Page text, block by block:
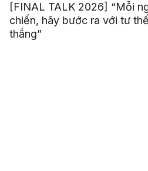
[FINAL TALK 2026] “Mỗi
chiến, hãy bước ra với tư
thắng”